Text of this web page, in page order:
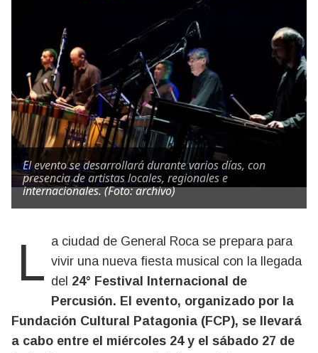
El evento se desarrollará durante varios días, con
presencia de artistas locales, regionales e
internacionales. (Foto: archivo)
La ciudad de General Roca se prepara para vivir una nueva fiesta musical con la llegada
del 24° Festival Internacional de
Percusión. El evento, organizado por la
Fundación Cultural Patagonia (FCP), se llevará
a cabo entre el miércoles 24 y el sábado 27 de